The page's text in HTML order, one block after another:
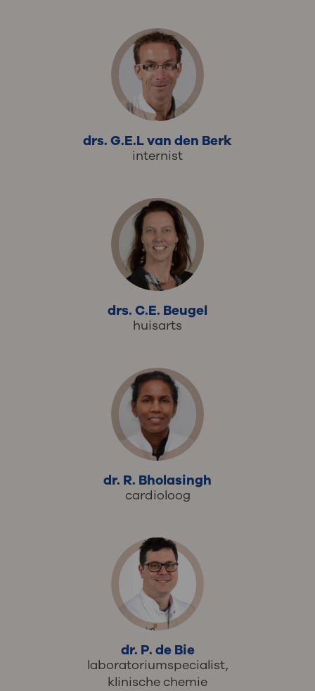
drs. G.E.L van den Berk
internist
drs. C.E. Beugel
huisarts
dr. R. Bholasingh
cardioloog
dr. P. de Bie
laboratoriumspecialist,
klinische chemie